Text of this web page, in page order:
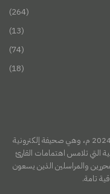
(264)
(13)
(74)
(18)
تأسست صحيفة “آخر أخبار الأرض الإلكترونية عام 2024 م، وهي صحيفة إلكترونية
التي تلامس اهتمامات القارئ
والمراسلين الذين يسعون
تامة.